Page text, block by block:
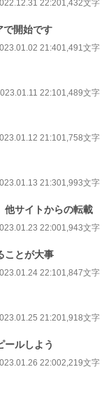
22:201,432文字
で開始です
21:401,491文字
22:101,489文字
21:101,758文字
21:301,993文字
サイトからの転載
22:001,943文字
ことが大事
22:101,847文字
21:201,918文字
ールしよう
22:002,219文字